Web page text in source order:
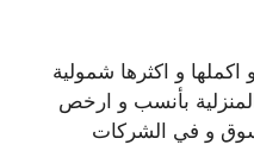
و اكثرها شمولية
بأنسب و ارخص
و في الشركات